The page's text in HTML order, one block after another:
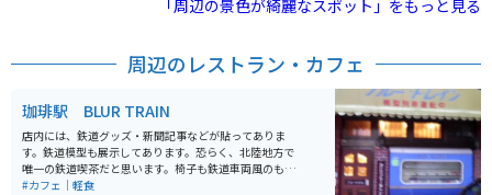
「周辺の景色が綺麗なスポット」をもっと見る
周辺のレストラン・カフェ
珈琲駅 BLUR TRAIN
店内には、鉄道グッズ・新聞記事などが貼ってありま
す。鉄道模型も展示してあります。恐らく、北陸地方で
唯一の鉄道喫茶だと思います。椅子も鉄道車両風のもの
でした。テレビ取材も多数来ているそうです。
#カフェ｜軽食